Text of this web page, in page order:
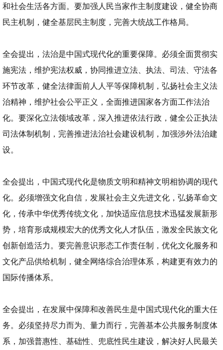
和社会生活各方面。要加强人民当家作主制度建设，健全协商
民主机制，健全基层民主制度，完善大统战工作格局。
全会提出，法治是中国式现代化的重要保障。必须全面贯彻实
施宪法，维护宪法权威，协同推进立法、执法、司法、守法各
环节改革，健全法律面前人人平等保障机制，弘扬社会主义法
治精神，维护社会公平正义，全面推进国家各方面工作法治
化。要深化立法领域改革，深入推进依法行政，健全公正执法
司法体制机制，完善推进法治社会建设机制，加强涉外法治建
设。
全会提出，中国式现代化是物质文明和精神文明相协调的现代
化。必须增强文化自信，发展社会主义先进文化，弘扬革命文
化，传承中华优秀传统文化，加快适应信息技术迅猛发展新形
势，培育形成规模宏大的优秀文化人才队伍，激发全民族文化
创新创造活力。要完善意识形态工作责任制，优化文化服务和
文化产品供给机制，健全网络综合治理体系，构建更有效力的
国际传播体系。
全会提出，在发展中保障和改善民生是中国式现代化的重大任
务。必须坚持尽力而为、量力而行，完善基本公共服务制度体
系，加强普惠性、基础性、兜底性民生建设，解决好人民最关